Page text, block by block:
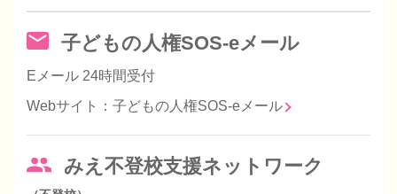
子どもの人権SOS-eメール
Eメール 24時間受付
Webサイト：子どもの人権SOS-eメール
みえ不登校支援ネットワーク